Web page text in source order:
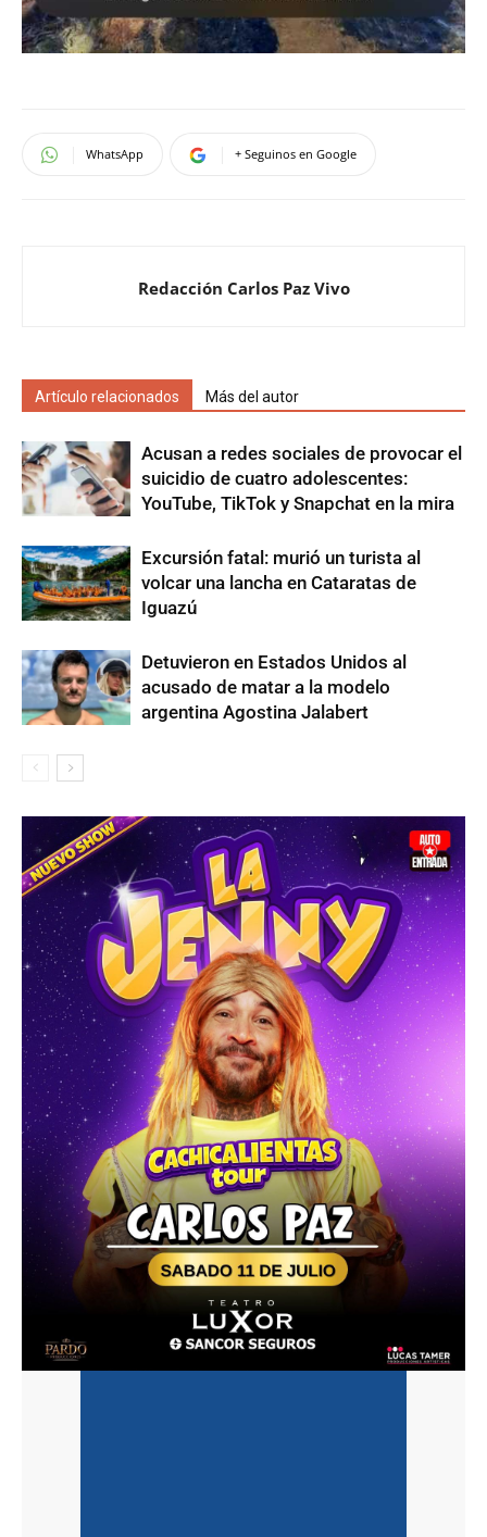
WhatsApp + Seguinos en Google
Redacción Carlos Paz Vivo
Artículo relacionados Más del autor
Acusan a redes sociales de provocar el
suicidio de cuatro adolescentes:
YouTube, TikTok y Snapchat en la mira
Excursión fatal: murió un turista al
volcar una lancha en Cataratas de
Iguazú
Detuvieron en Estados Unidos al
acusado de matar a la modelo
argentina Agostina Jalabert